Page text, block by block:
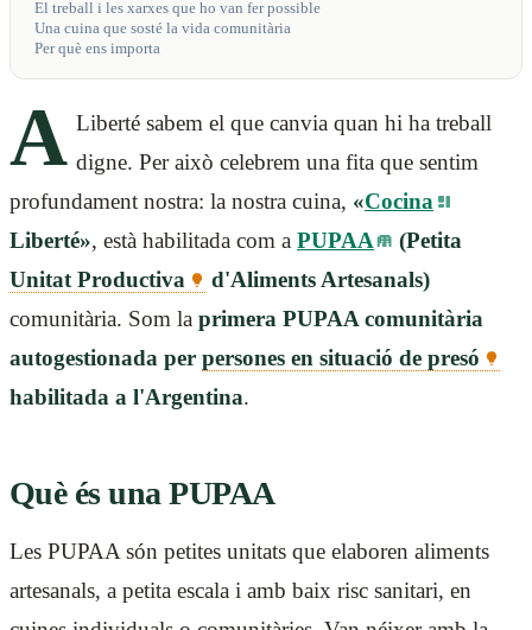
El treball i les xarxes que ho van fer possible
Una cuina que sosté la vida comunitària
Per què ens importa
A Liberté sabem el que canvia quan hi ha treball
digne. Per això celebrem una fita que sentim
profundament nostra: la nostra cuina, «Cocina
Liberté», està habilitada com a PUPAA
(Petita
Unitat Productiva
d'Aliments Artesanals)
comunitària. Som la primera PUPAA comunitària
autogestionada per persones en situació de presó
habilitada a l'Argentina.
Què és una PUPAA
Les PUPAA són petites unitats que elaboren aliments
artesanals, a petita escala i amb baix risc sanitari, en